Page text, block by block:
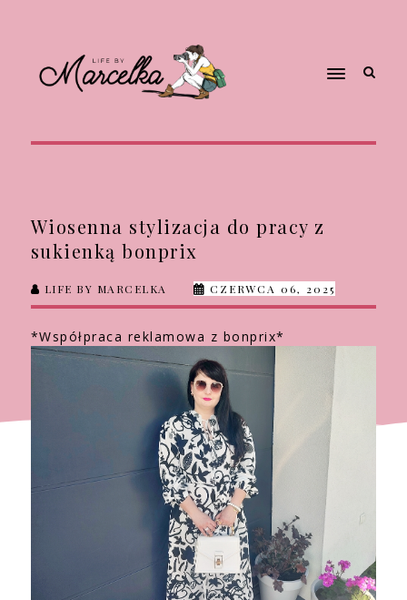
Wiosenna stylizacja do pracy z
sukienką bonprix
LIFE BY MARCELKA CZERWCA 06, 2025
*Współpraca reklamowa z bonprix*